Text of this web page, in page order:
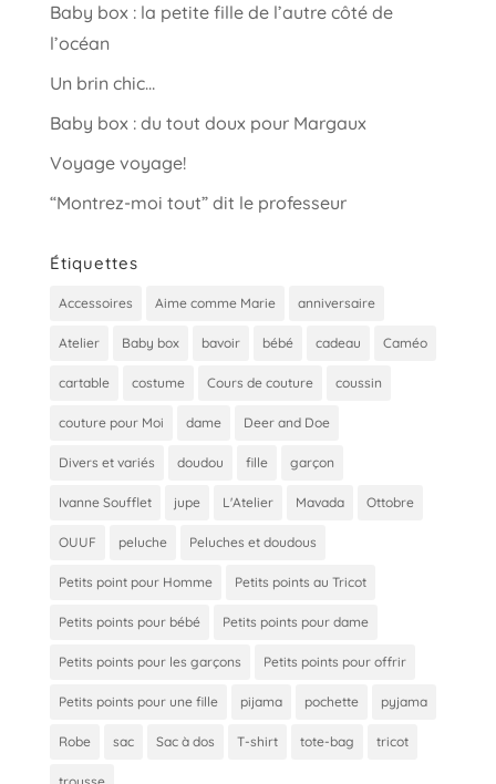
Baby box : la petite fille de l’autre côté de
l’océan
Un brin chic…
Baby box : du tout doux pour Margaux
Voyage voyage!
“Montrez-moi tout” dit le professeur
Étiquettes
Accessoires Aime comme Marie anniversaire
Atelier Baby box bavoir bébé cadeau Caméo
cartable costume Cours de couture coussin
couture pour Moi dame Deer and Doe
Divers et variés doudou fille garçon
Ivanne Soufflet jupe L'Atelier Mavada Ottobre
OUUF peluche Peluches et doudous
Petits point pour Homme Petits points au Tricot
Petits points pour bébé Petits points pour dame
Petits points pour les garçons Petits points pour offrir
Petits points pour une fille pijama pochette pyjama
Robe sac Sac à dos T-shirt tote-bag tricot